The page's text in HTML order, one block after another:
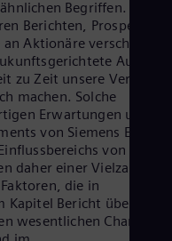
Begriffen. Wir
Berichten, Prospekten,
Aktionäre verschickt
zu Zeit unsere Vertreter
machen. Solche
Erwartungen und
von Siemens Energy,
von
daher einer Vielzahl von
die in
Bericht über die
wesentlichen Chancen